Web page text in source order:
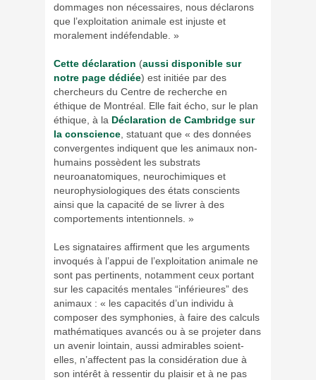
dommages non nécessaires, nous déclarons
que l’exploitation animale est injuste et
moralement indéfendable. »
Cette déclaration (aussi disponible sur
notre page dédiée) est initiée par des
chercheurs du Centre de recherche en
éthique de Montréal. Elle fait écho, sur le plan
éthique, à la Déclaration de Cambridge sur
la conscience , statuant que « des données
convergentes indiquent que les animaux non-
humains possèdent les substrats
neuroanatomiques, neurochimiques et
neurophysiologiques des états conscients
ainsi que la capacité de se livrer à des
comportements intentionnels. »
Les signataires affirment que les arguments
invoqués à l’appui de l’exploitation animale ne
sont pas pertinents, notamment ceux portant
sur les capacités mentales “inférieures” des
animaux : « les capacités d’un individu à
composer des symphonies, à faire des calculs
mathématiques avancés ou à se projeter dans
un avenir lointain, aussi admirables soient-
elles, n’affectent pas la considération due à
son intérêt à ressentir du plaisir et à ne pas